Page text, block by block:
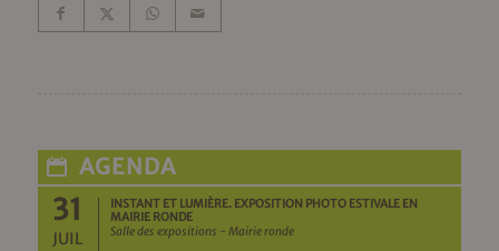
AGENDA
31
JUIL
INSTANT ET LUMIÈRE. EXPOSITION PHOTO ESTIVALE EN
MAIRIE RONDE
Salle des expositions - Mairie ronde